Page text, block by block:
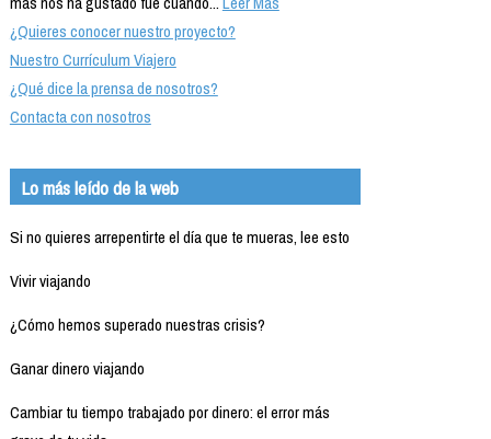
¿Quieres conocer nuestro proyecto?
Nuestro Currículum Viajero
¿Qué dice la prensa de nosotros?
Contacta con nosotros
Lo más leído de la web
Si no quieres arrepentirte el día que te mueras, lee esto
Vivir viajando
¿Cómo hemos superado nuestras crisis?
Ganar dinero viajando
Cambiar tu tiempo trabajado por dinero: el error más